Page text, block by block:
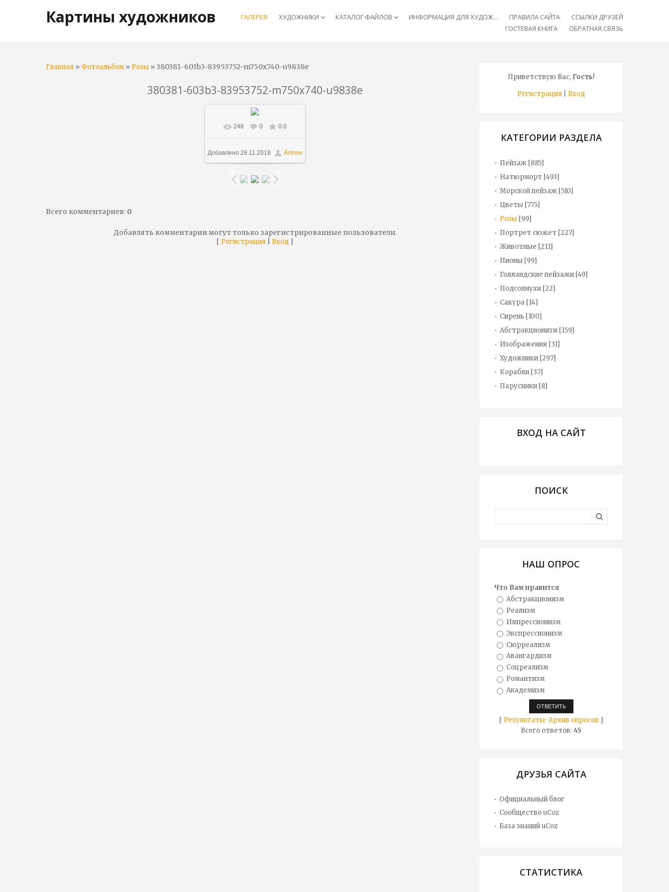
Картины художников ГАЛЕРЕЯ ХУДОЖНИКИ keyboard_arrow_down КАТАЛОГ ФАЙЛОВ keyboard_arrow_down ИНФОРМАЦИЯ ДЛЯ ХУДОЖ... ПРАВИЛА САЙТА
ССЫЛКИ ДРУЗЕЙ
ГОСТЕВАЯ КНИГА
ОБРАТНАЯ СВЯЗЬ
Главная » Фотоальбом» Розы » 380381-603b3-83953752-m750x740-u9838e
380381-603b3-83953752-m750x740-u9838e
В реальном размере
523x740/ 146.6Kb
248 0 0.0
Добавлено 28.11.2018 Artnov
Всего комментариев: 0
Добавлять комментарии могут только зарегистрированные пользователи.
[ Регистрация Вход ]
Приветствую Вас,Гость!
Регистрация
Вход
КАТЕГОРИИ РАЗДЕЛА
Пейзаж [885]
Натюрморт [493]
Морской пейзаж [510]
Цветы [775]
Розы [99]
Портрет сюжет [227]
Животные [211]
Пионы [99]
Голландские пейзажи [49]
Подсолнухи [22]
Сакура [14]
Сирень [100]
Абстракционизм [159]
Изображения [31]
Художники [297]
Корабли [37]
Парусники [8]
ВХОД НА САЙТ
ПОИСК
НАШ ОПРОС
Что Вам нравится
Абстракционизм
Реализм
Импрессионизм
Экспрессионизм
Сюрреализм
Авангардизм
Соцреализм
Романтизм
Академизм
[ Результаты·Архив опросов ]
Всего ответов:45
ДРУЗЬЯ САЙТА
Официальный блог
Сообщество uCoz
База знаний uCoz
СТАТИСТИКА